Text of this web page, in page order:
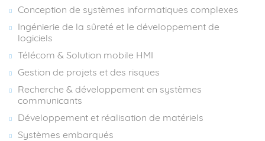
Conception de systèmes informatiques complexes
Ingénierie de la sûreté et le développement de
logiciels
Télécom & Solution mobile HMI
Gestion de projets et des risques
Recherche & développement en systèmes
communicants
Développement et réalisation de matériels
Systèmes embarqués